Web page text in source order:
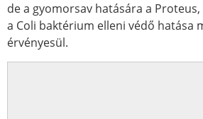
de a gyomorsav hatására a
a Coli baktérium elleni védő hatása
érvényesül.